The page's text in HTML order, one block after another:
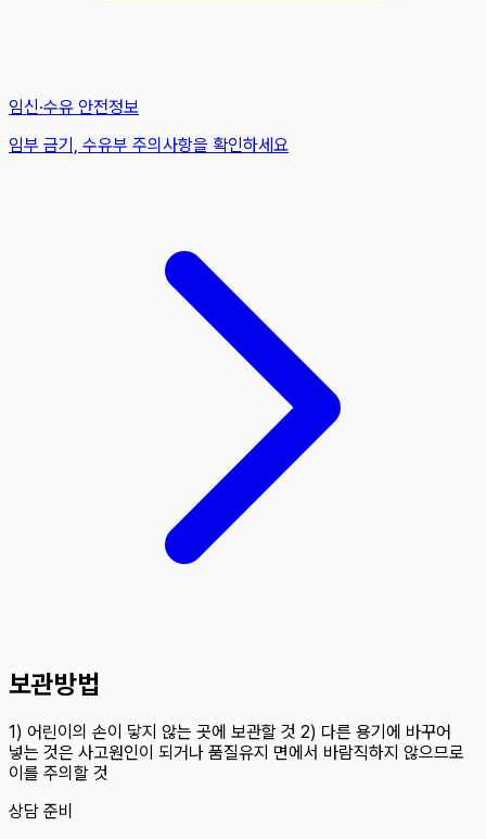
임신·수유 안전정보
임부 금기, 수유부 주의사항을 확인하세요
보관방법
1) 어린이의 손이 닿지 않는 곳에 보관할 것 2) 다른 용기에 바꾸어
넣는 것은 사고원인이 되거나 품질유지 면에서 바람직하지 않으므로
이를 주의할 것
상담 준비